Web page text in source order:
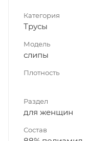
Категория
Трусы
Модель
слипы
Плотность
Раздел
для женщин
Состав